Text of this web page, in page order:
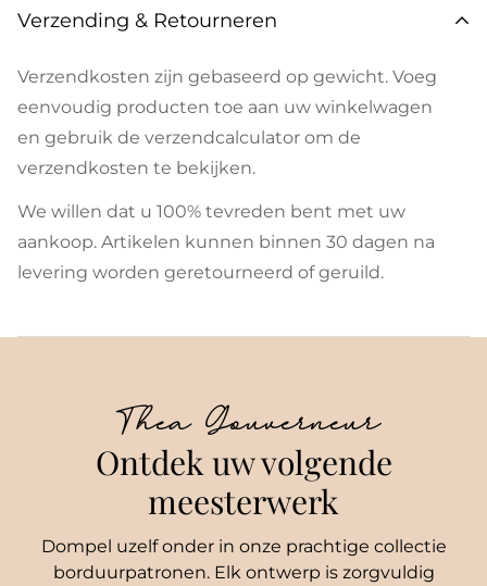
Verzending & Retourneren
Verzendkosten zijn gebaseerd op gewicht. Voeg
eenvoudig producten toe aan uw winkelwagen
en gebruik de verzendcalculator om de
verzendkosten te bekijken.
We willen dat u 100% tevreden bent met uw
aankoop. Artikelen kunnen binnen 30 dagen na
levering worden geretourneerd of geruild.
Thea Gouverneur
Ontdek uw volgende
meesterwerk
Dompel uzelf onder in onze prachtige collectie
borduurpatronen. Elk ontwerp is zorgvuldig